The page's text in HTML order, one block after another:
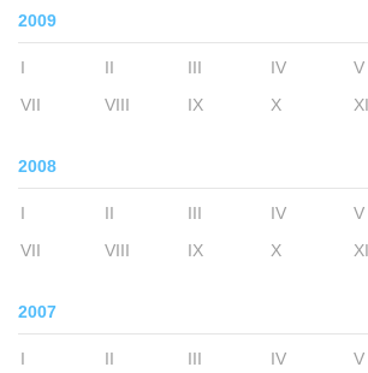
2009
I II III IV V
VII
VIII IX X XI
2008
I II III IV V
VII
VIII IX X XI
2007
I II III IV V